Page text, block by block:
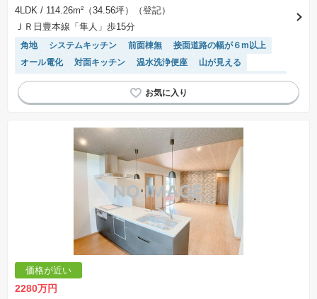
4LDK / 114.26m²（34.56坪）（登記）
ＪＲ日豊本線「隼人」歩15分
角地 システムキッチン 前面棟無
接面道路の幅が６m以上
オール電化
対面キッチン 温水洗浄便座
山が見える
IHクッキングヒーター
閑静な住宅地
モニター付きインターホン
トイレ2個以上
食洗機
キッチン収納が多い
価格が近い
2280万円